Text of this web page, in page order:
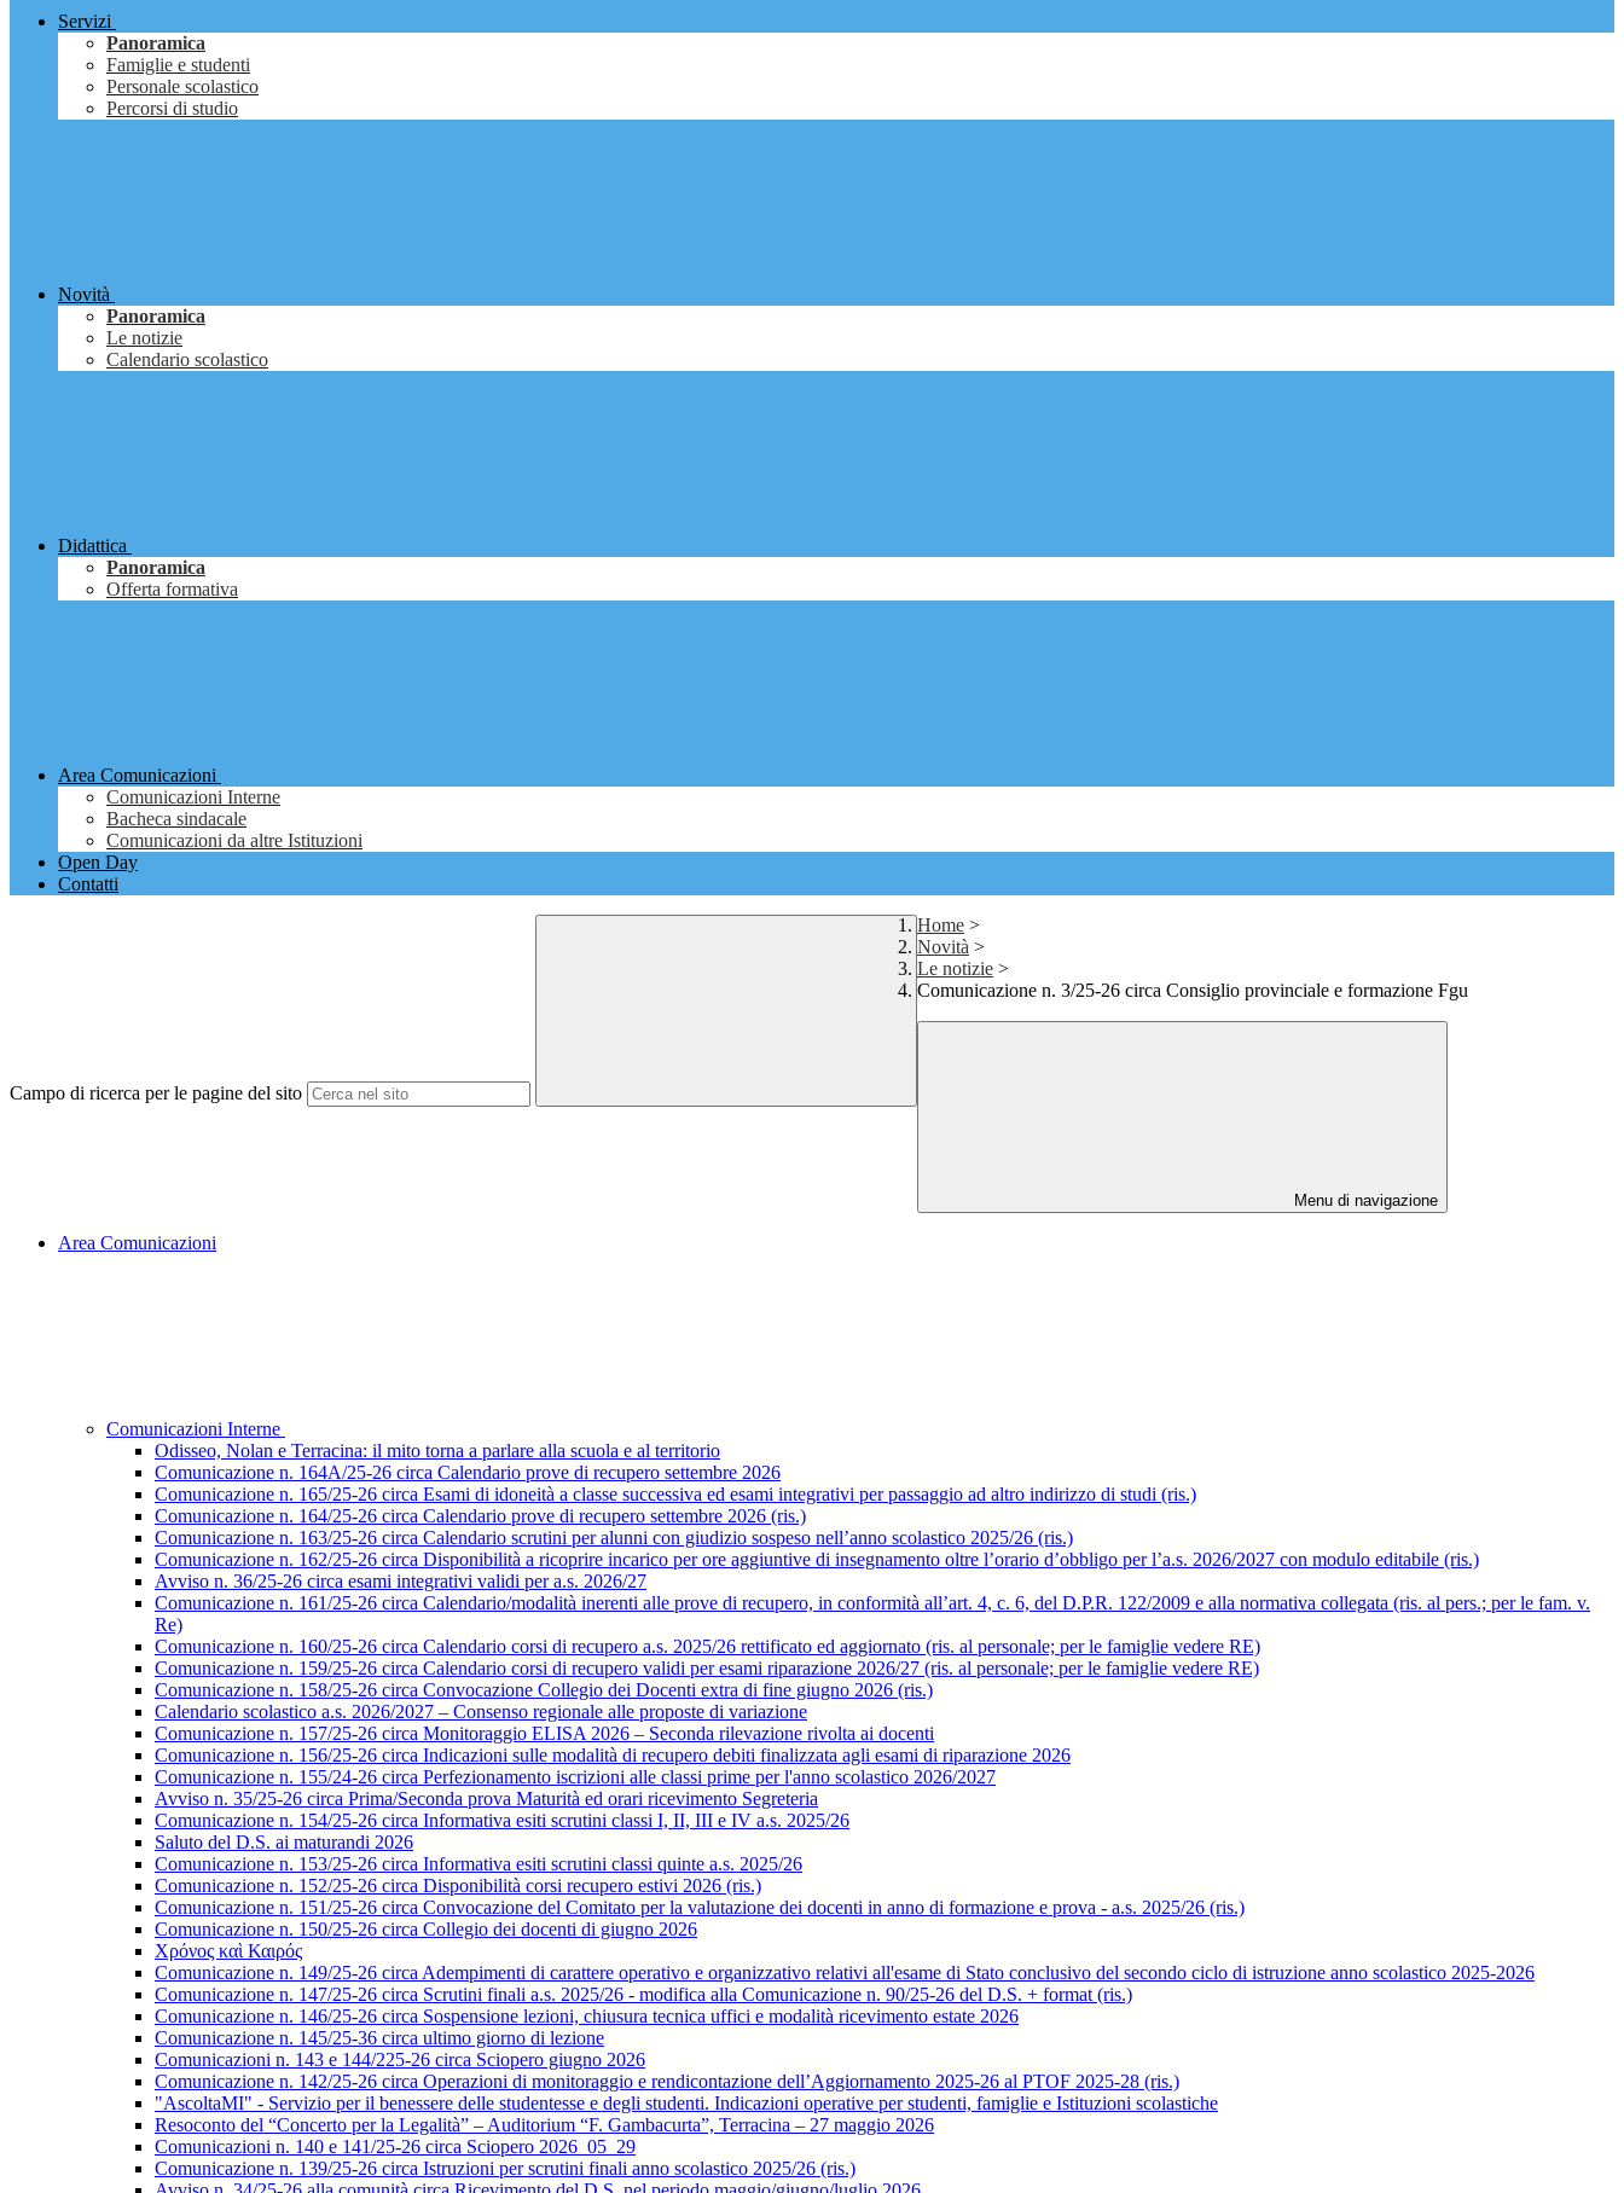
Servizi
Panoramica
Famiglie e studenti
Personale scolastico
Percorsi di studio
Novità
Panoramica
Le notizie
Calendario scolastico
Didattica
Panoramica
Offerta formativa
Area Comunicazioni
Comunicazioni Interne
Bacheca sindacale
Comunicazioni da altre Istituzioni
Open Day
Contatti
Campo di ricerca per le pagine del sito
Home >
Novità >
Le notizie >
Comunicazione n. 3/25-26 circa Consiglio provinciale e formazione Fgu
Menu di navigazione
Area Comunicazioni
Comunicazioni Interne
Odisseo, Nolan e Terracina: il mito torna a parlare alla scuola e al territorio
Comunicazione n. 164A/25-26 circa Calendario prove di recupero settembre 2026
Comunicazione n. 165/25-26 circa Esami di idoneità a classe successiva ed esami integrativi per passaggio ad altro indirizzo di studi (ris.)
Comunicazione n. 164/25-26 circa Calendario prove di recupero settembre 2026 (ris.)
Comunicazione n. 163/25-26 circa Calendario scrutini per alunni con giudizio sospeso nell’anno scolastico 2025/26 (ris.)
Comunicazione n. 162/25-26 circa Disponibilità a ricoprire incarico per ore aggiuntive di insegnamento oltre l’orario d’obbligo per l’a.s. 2026/2027 con modulo editabile (ris.)
Avviso n. 36/25-26 circa esami integrativi validi per a.s. 2026/27
Comunicazione n. 161/25-26 circa Calendario/modalità inerenti alle prove di recupero, in conformità all’art. 4, c. 6, del D.P.R. 122/2009 e alla normativa collegata (ris. al pers.; per le fam. v.
Re)
Comunicazione n. 160/25-26 circa Calendario corsi di recupero a.s. 2025/26 rettificato ed aggiornato (ris. al personale; per le famiglie vedere RE)
Comunicazione n. 159/25-26 circa Calendario corsi di recupero validi per esami riparazione 2026/27 (ris. al personale; per le famiglie vedere RE)
Comunicazione n. 158/25-26 circa Convocazione Collegio dei Docenti extra di fine giugno 2026 (ris.)
Calendario scolastico a.s. 2026/2027 – Consenso regionale alle proposte di variazione
Comunicazione n. 157/25-26 circa Monitoraggio ELISA 2026 – Seconda rilevazione rivolta ai docenti
Comunicazione n. 156/25-26 circa Indicazioni sulle modalità di recupero debiti finalizzata agli esami di riparazione 2026
Comunicazione n. 155/24-26 circa Perfezionamento iscrizioni alle classi prime per l'anno scolastico 2026/2027
Avviso n. 35/25-26 circa Prima/Seconda prova Maturità ed orari ricevimento Segreteria
Comunicazione n. 154/25-26 circa Informativa esiti scrutini classi I, II, III e IV a.s. 2025/26
Saluto del D.S. ai maturandi 2026
Comunicazione n. 153/25-26 circa Informativa esiti scrutini classi quinte a.s. 2025/26
Comunicazione n. 152/25-26 circa Disponibilità corsi recupero estivi 2026 (ris.)
Comunicazione n. 151/25-26 circa Convocazione del Comitato per la valutazione dei docenti in anno di formazione e prova - a.s. 2025/26 (ris.)
Comunicazione n. 150/25-26 circa Collegio dei docenti di giugno 2026
Χρόνος καὶ Καιρός
Comunicazione n. 149/25-26 circa Adempimenti di carattere operativo e organizzativo relativi all'esame di Stato conclusivo del secondo ciclo di istruzione anno scolastico 2025-2026
Comunicazione n. 147/25-26 circa Scrutini finali a.s. 2025/26 - modifica alla Comunicazione n. 90/25-26 del D.S. + format (ris.)
Comunicazione n. 146/25-26 circa Sospensione lezioni, chiusura tecnica uffici e modalità ricevimento estate 2026
Comunicazione n. 145/25-36 circa ultimo giorno di lezione
Comunicazioni n. 143 e 144/225-26 circa Sciopero giugno 2026
Comunicazione n. 142/25-26 circa Operazioni di monitoraggio e rendicontazione dell’Aggiornamento 2025-26 al PTOF 2025-28 (ris.)
"AscoltaMI" - Servizio per il benessere delle studentesse e degli studenti. Indicazioni operative per studenti, famiglie e Istituzioni scolastiche
Resoconto del “Concerto per la Legalità” – Auditorium “F. Gambacurta”, Terracina – 27 maggio 2026
Comunicazioni n. 140 e 141/25-26 circa Sciopero 2026_05_29
Comunicazione n. 139/25-26 circa Istruzioni per scrutini finali anno scolastico 2025/26 (ris.)